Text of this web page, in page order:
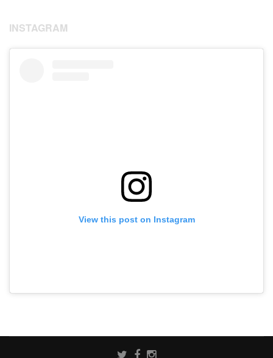
INSTAGRAM
View this post on Instagram